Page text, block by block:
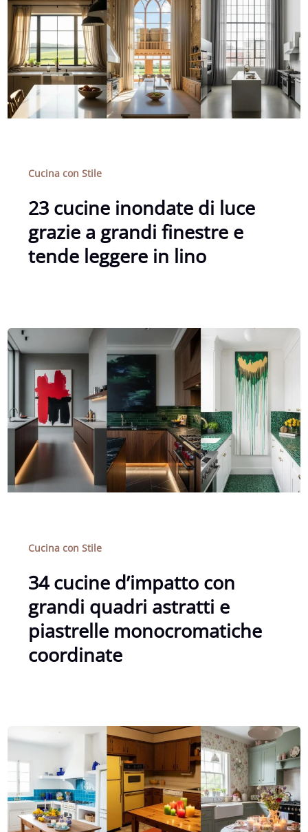
Cucina con Stile
23 cucine inondate di luce
grazie a grandi finestre e
tende leggere in lino
Cucina con Stile
34 cucine d’impatto con
grandi quadri astratti e
piastrelle monocromatiche
coordinate